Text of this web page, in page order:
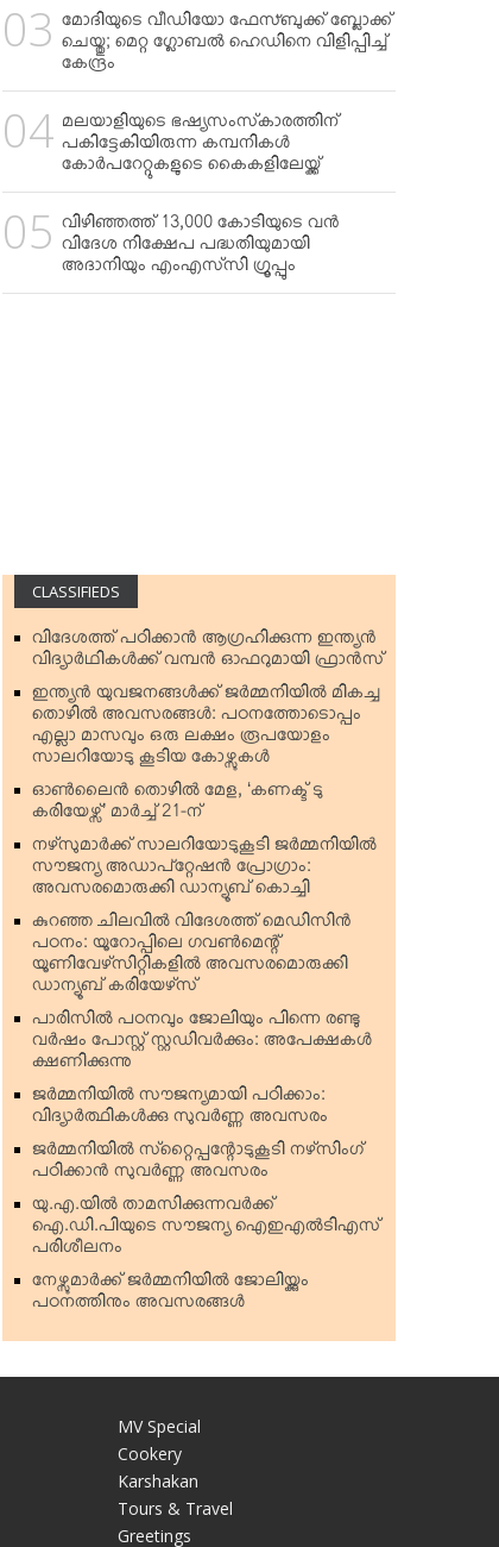
മോദിയുടെ വീഡിയോ ഫേസ്ബുക്ക് ബ്ലോക്ക്
ചെയ്തു; മെറ്റ ഗ്ലോബല്‍ ഹെഡിനെ വിളിപ്പിച്ച്
കേന്ദ്രം
മലയാളിയുടെ ഭഷ്യസംസ്‌കാരത്തിന്
പകിട്ടേകിയിരുന്ന കമ്പനികള്‍
കോര്‍പറേറ്റുകളുടെ കൈകളിലേയ്ക്ക്
വിഴിഞ്ഞത്ത് 13,000 കോടിയുടെ വന്‍
വിദേശ നിക്ഷേപ പദ്ധതിയുമായി
അദാനിയും എംഎസ്‌സി ഗ്രൂപ്പും
CLASSIFIEDS
വിദേശത്ത് പഠിക്കാന്‍ ആഗ്രഹിക്കുന്ന ഇന്ത്യന്‍
വിദ്യാര്‍ഥികള്‍ക്ക് വമ്പന്‍ ഓഫറുമായി ഫ്രാന്‍സ്
ഇന്ത്യന്‍ യുവജനങ്ങള്‍ക്ക് ജര്‍മ്മനിയില്‍ മികച്ച
തൊഴില്‍ അവസരങ്ങള്‍: പഠനത്തോടൊപ്പം
എല്ലാ മാസവും ഒരു ലക്ഷം രൂപയോളം
സാലറിയോടു കൂടിയ കോഴ്സുകള്‍
ഓണ്‍ലൈന്‍ തൊഴില്‍ മേള, ‘കണക്ട് ടു
കരിയേഴ്സ്’ മാര്‍ച്ച് 21-ന്
നഴ്‌സുമാര്‍ക്ക് സാലറിയോടുകൂടി ജര്‍മ്മനിയില്‍
സൗജന്യ അഡാപ്റ്റേഷന്‍ പ്രോഗ്രാം:
അവസരമൊരുക്കി ഡാന്യൂബ് കൊച്ചി
കുറഞ്ഞ ചിലവില്‍ വിദേശത്ത് മെഡിസിന്‍
പഠനം: യൂറോപ്പിലെ ഗവണ്‍മെന്റ്
യൂണിവേഴ്‌സിറ്റികളില്‍ അവസരമൊരുക്കി
ഡാന്യൂബ് കരിയേഴ്‌സ്
പാരിസില്‍ പഠനവും ജോലിയും പിന്നെ രണ്ടു
വര്‍ഷം പോസ്റ്റ് സ്റ്റഡിവര്‍ക്കും: അപേക്ഷകള്‍
ക്ഷണിക്കുന്നു
ജര്‍മ്മനിയില്‍ സൗജന്യമായി പഠിക്കാം:
വിദ്യാര്‍ത്ഥികള്‍ക്കു സുവര്‍ണ്ണ അവസരം
ജര്‍മ്മനിയില്‍ സ്‌റ്റൈപ്പന്റോടുകൂടി നഴ്‌സിംഗ്
പഠിക്കാന്‍ സുവര്‍ണ്ണ അവസരം
യു.എ.യില്‍ താമസിക്കുന്നവര്‍ക്ക്
ഐ.ഡി.പിയുടെ സൗജന്യ ഐഇഎല്‍ടിഎസ്
പരിശീലനം
നേഴ്സുമാര്‍ക്ക് ജര്‍മ്മനിയില്‍ ജോലിയ്ക്കും
പഠനത്തിനും അവസരങ്ങള്‍
MV Special
Cookery
Karshakan
Tours & Travel
Greetings